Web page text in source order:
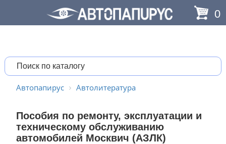
0
Автопапирус Автолитература
Пособия по ремонту, эксплуатации и
техническому обслуживанию
автомобилей Москвич (АЗЛК)